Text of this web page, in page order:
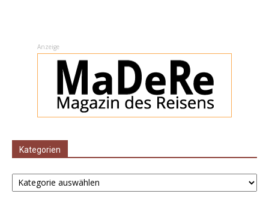
Anzeige
Kategorien
Kategorien